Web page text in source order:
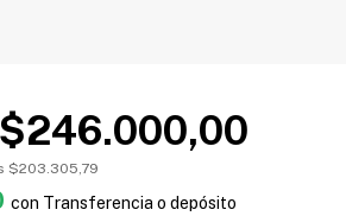
$246.000,00
$203.305,79
con Transferencia o depósito